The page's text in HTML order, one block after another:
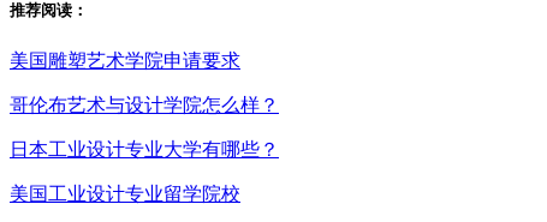
推荐阅读：
美国雕塑艺术学院申请要求
哥伦布艺术与设计学院怎么样？
日本工业设计专业大学有哪些？
美国工业设计专业留学院校